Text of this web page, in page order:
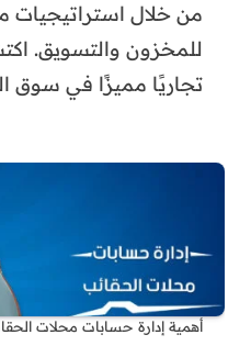
من خلال استراتيجيات
للمخزون والتسويق.
تجاريًا مميزًا في سوق
أهمية إدارة حسابات محلات